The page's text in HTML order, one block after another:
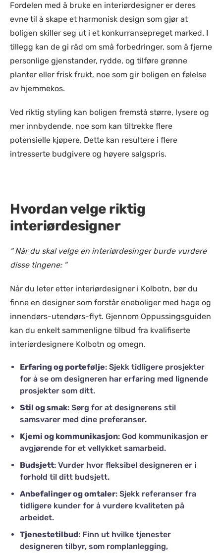
Fordelen med å bruke en interiørdesigner er deres
evne til å skape et harmonisk design som gjør at
boligen skiller seg ut i et konkurransepreget marked. I
tillegg kan de gi råd om små forbedringer, som å fjerne
personlige gjenstander, rydde, og tilføre grønne
planter eller frisk frukt, noe som gir boligen en følelse
av hjemmekos.
Ved riktig styling kan boligen fremstå større, lysere og
mer innbydende, noe som kan tiltrekke flere
potensielle kjøpere. Dette kan resultere i flere
intresserte budgivere og høyere salgspris.
Hvordan velge riktig
interiørdesigner
" Når du skal velge en interiørdesinger burde vurdere
disse tingene: "
Når du leter etter interiørdesigner i Kolbotn, bør du
finne en designer som forstår eneboliger med hage og
innendørs-utendørs-flyt. Gjennom Oppussingsguiden
kan du enkelt sammenligne tilbud fra kvalifiserte
interiørdesignere Kolbotn og omegn.
Erfaring og portefølje: Sjekk tidligere prosjekter
for å se om designeren har erfaring med lignende
prosjekter som ditt.
Stil og smak: Sørg for at designerens stil
samsvarer med dine preferanser.
Kjemi og kommunikasjon: God kommunikasjon er
avgjørende for et vellykket samarbeid.
Budsjett: Vurder hvor fleksibel designeren er i
forhold til ditt budsjett.
Anbefalinger og omtaler: Sjekk referanser fra
tidligere kunder for å vurdere kvaliteten på
arbeidet.
Tjenestetilbud: Finn ut hvilke tjenester
designeren tilbyr, som romplanlegging,